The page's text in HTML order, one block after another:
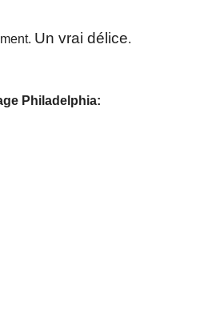
Un vrai délice.
Philadelphia: